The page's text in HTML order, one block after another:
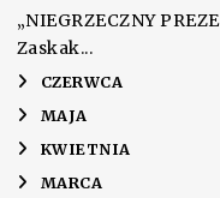
„NIEGRZECZNY
Zaskak...
► CZERWCA
► MAJA
► KWIETNIA
► MARCA